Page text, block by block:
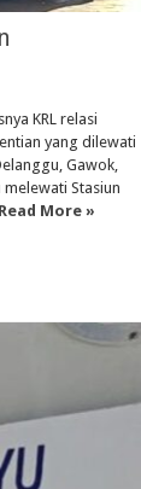
KRL relasi
yang dilewati
Gawok,
Stasiun
Read More »